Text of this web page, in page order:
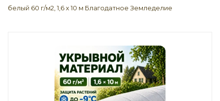
белый 60 г/м2, 1,6 х 10 м Благодатное Земледелие